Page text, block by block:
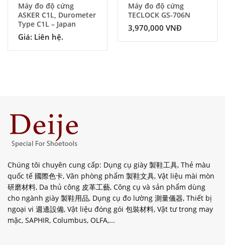
Máy đo độ cứng
ASKER C1L, Durometer
Type C1L – Japan
Giá: Liên hệ.
Máy đo độ cứng
TECLOCK GS-706N
3,970,000 VNĐ
Chúng tôi chuyên cung cấp: Dụng cụ giày 製鞋工具, Thẻ màu
quốc tế 國際色卡, Văn phòng phẩm 製鞋文具, Vật liệu mài mòn
研磨材料, Da thủ công 皮革工藝, Công cụ và sản phẩm dùng
cho ngành giày 製鞋用品, Dụng cụ đo lường 測量儀器, Thiết bị
ngoại vi 週邊設備, Vật liệu đóng gói 包裝材料, Vật tư trong may
mặc, SAPHIR, Columbus, OLFA,...